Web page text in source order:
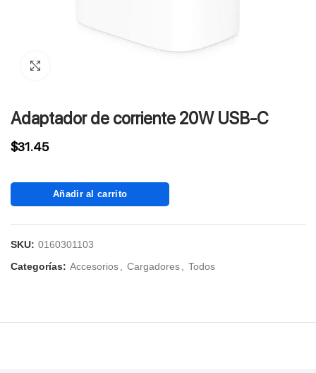
Adaptador de corriente 20W USB-C
$31.45
Añadir al carrito
SKU: 0160301103
Categorías: Accesorios Cargadores Todos